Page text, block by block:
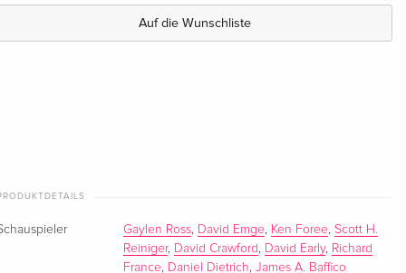
Deutsch
Deutsch
Romero Cut, FuturePak, Lenticular
vergriffen
Auf die Wunschliste
Gaylen Ross, David Emge, Ken Foree,Scott H.
Reiniger, David Crawford , David Early, Richard
France, Daniel Dietrich,James A. Baffico